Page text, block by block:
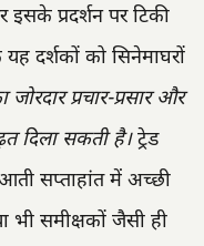
प्रदर्शन पर टिकी
दर्शकों को सिनेमाघरों
प्रचार-प्रसार और
दिला सकती है।ट्रेड
सप्ताहांत में अच्छी
भी समीक्षकों जैसी ही